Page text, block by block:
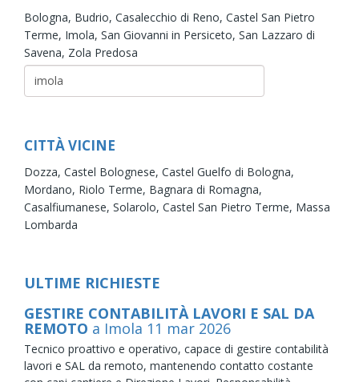
Bologna, Budrio, Casalecchio di Reno, Castel San Pietro
Terme, Imola, San Giovanni in Persiceto, San Lazzaro di
Savena, Zola Predosa
CITTÀ VICINE
Dozza, Castel Bolognese, Castel Guelfo di Bologna,
Mordano, Riolo Terme, Bagnara di Romagna,
Casalfiumanese, Solarolo, Castel San Pietro Terme, Massa
Lombarda
ULTIME RICHIESTE
GESTIRE CONTABILITÀ LAVORI E SAL DA
REMOTO a Imola 11 mar 2026
Tecnico proattivo e operativo, capace di gestire contabilità
lavori e SAL da remoto, mantenendo contatto costante